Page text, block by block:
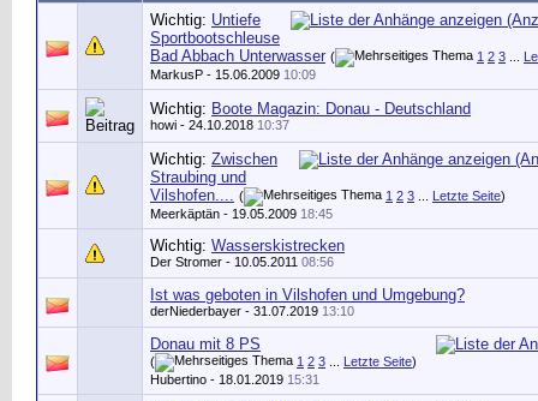
Wichtig: Untiefe
Sportbootschleuse
Bad Abbach Unterwasser ( 1 2 3
MarkusP - 15.06.2009 10:09
Wichtig: Boote Magazin: Donau - Deutschland
howi - 24.10.2018 10:37
Wichtig: Zwischen
Straubing und
Vilshofen.... ( 1 2 3 Letzte Seite)
Meerkäptän - 19.05.2009 18:45
Wichtig: Wasserskistrecken
Der Stromer - 10.05.2011 08:56
Ist was geboten in Vilshofen und Umgebung?
derNiederbayer - 31.07.2019 13:10
Donau mit 8 PS
( 1 2 3 Letzte Seite)
Hubertino - 18.01.2019 15:31